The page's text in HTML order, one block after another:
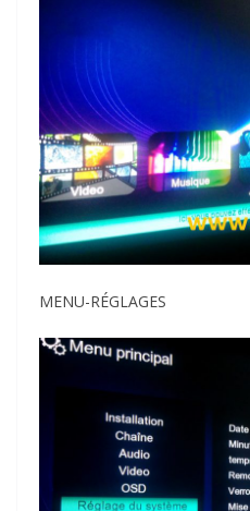
MENU-RÉGLAGES